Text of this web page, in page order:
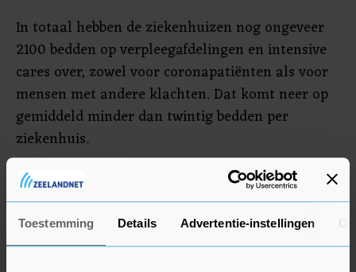
Toestemming Details Advertentie-instellingen
In totaal hebben de ziekenhuizen nog ongeveer
2100 bedden op verpleegafdelingen en intensive
cares over, zowel voor coronapatiënten als voor
mensen met andere klachten. Dat komt neer op
gemiddeld minder dan twintig bedden per
ziekenhuis.